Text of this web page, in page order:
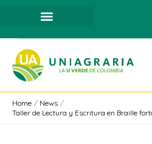
content
Home
News
Taller de Lectura y Escritura en Braille